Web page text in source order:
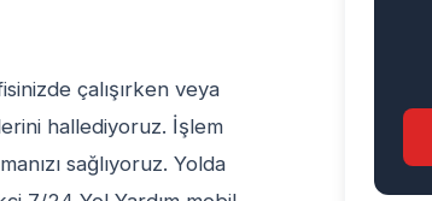
çalışırken veya
hallediyoruz. İşlem
sağlıyoruz. Yolda